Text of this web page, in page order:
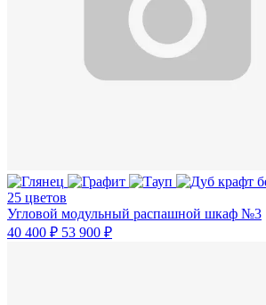
25 цветов
Угловой модульный распашной шкаф №3
40 400 ₽ 53 900 ₽